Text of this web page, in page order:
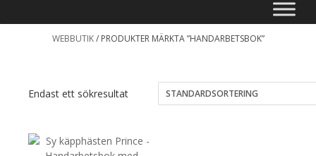
WEBBUTIK/ PRODUKTER MÄRKTA ”HANDARBETSBOK”
Endast ett sökresultat